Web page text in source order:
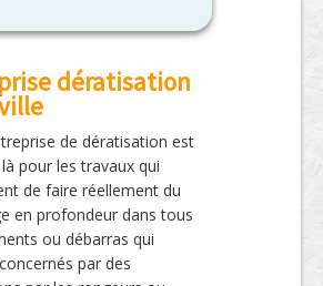
dératisation
de dératisation est
pour les travaux qui
de faire réellement du
en profondeur dans tous
ou débarras qui
par des